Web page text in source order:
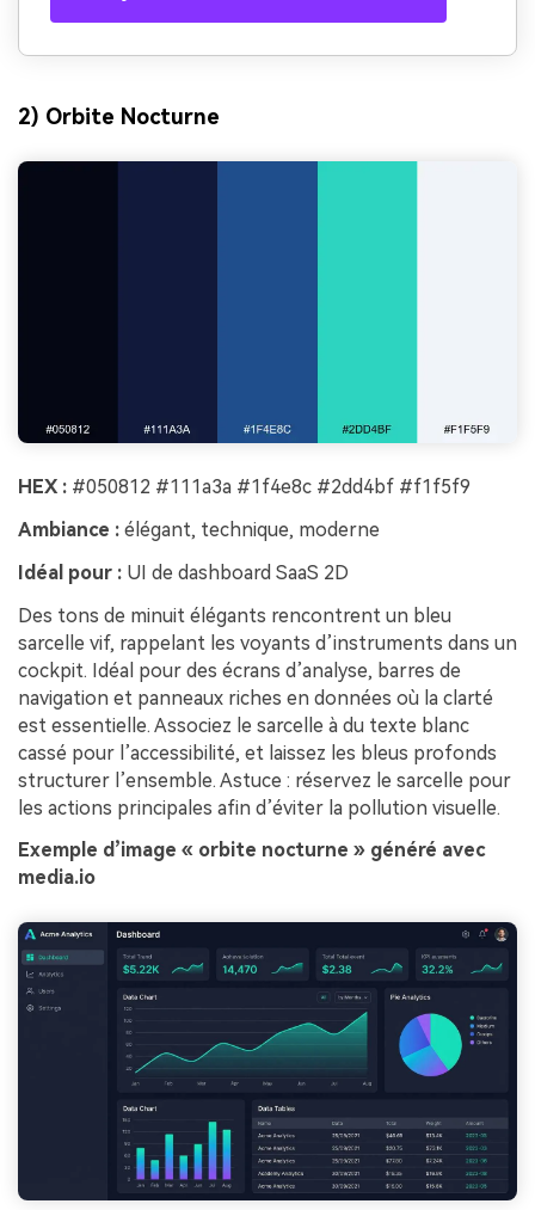
2) Orbite Nocturne
HEX : #050812 #111a3a #1f4e8c #2dd4bf #f1f5f9
Ambiance : élégant, technique, moderne
Idéal pour : UI de dashboard SaaS 2D
Des tons de minuit élégants rencontrent un bleu
sarcelle vif, rappelant les voyants d’instruments dans un
cockpit. Idéal pour des écrans d’analyse, barres de
navigation et panneaux riches en données où la clarté
est essentielle. Associez le sarcelle à du texte blanc
cassé pour l’accessibilité, et laissez les bleus profonds
structurer l’ensemble. Astuce : réservez le sarcelle pour
les actions principales afin d’éviter la pollution visuelle.
Exemple d’image « orbite nocturne » généré avec
media.io